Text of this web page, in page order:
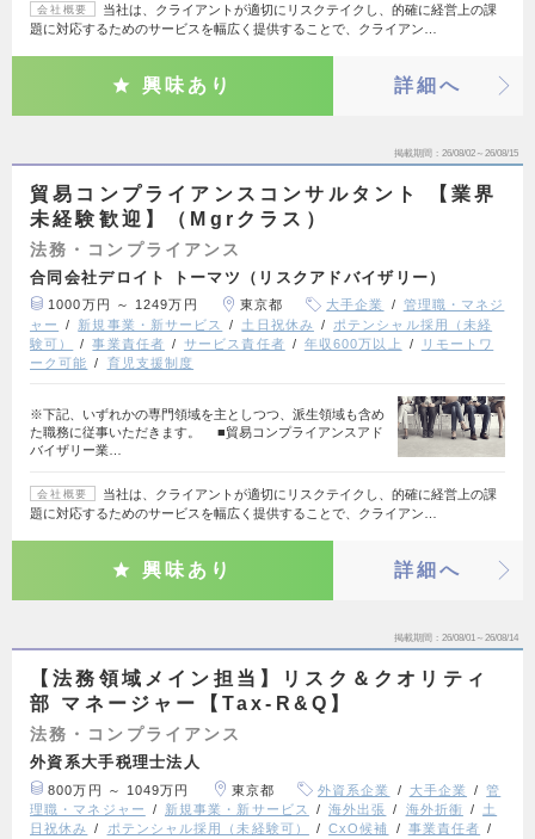
会社概要
当社は、クライアントが適切にリスクテイクし、的確に経営上の課
題に対応するためのサービスを幅広く提供することで、クライアン…
興味あり 詳細へ
掲載期間 26/08/02～26/08/15
貿易コンプライアンスコンサルタント 【業界
未経験歓迎】（Mgrクラス）
法務・コンプライアンス
合同会社デロイト トーマツ（リスクアドバイザリー）
1000万円 ～ 1249万円 東京都 大手企業
管理職・マネジ
ャー
新規事業・新サービス 土日祝休み
ポテンシャル採用（未経
験可）
事業責任者 サービス責任者 年収600万以上
リモートワ
ーク可能
育児支援制度
※下記、いずれかの専門領域を主としつつ、派生領域も含め
た職務に従事いただきます。 ■貿易コンプライアンスアド
バイザリー業…
会社概要
当社は、クライアントが適切にリスクテイクし、的確に経営上の課
題に対応するためのサービスを幅広く提供することで、クライアン…
興味あり 詳細へ
掲載期間 26/08/01～26/08/14
【法務領域メイン担当】リスク＆クオリティ
部 マネージャー【Tax-R&Q】
法務・コンプライアンス
外資系大手税理士法人
800万円 ～ 1049万円 東京都 外資系企業 大手企業
管
理職・マネジャー
新規事業・新サービス 海外出張 海外折衝
土
日祝休み
ポテンシャル採用（未経験可） CxO候補
事業責任者